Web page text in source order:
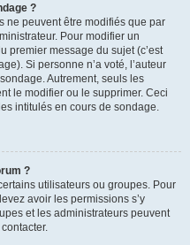
?
ne peuvent être modifiés que par
Pour modifier un
premier message du sujet (c’est
Si personne n’a voté, l’auteur
Autrement, seuls les
le modifier ou le supprimer. Ceci
intitulés en cours de sondage.
?
utilisateurs ou groupes. Pour
avoir les permissions s’y
et les administrateurs peuvent